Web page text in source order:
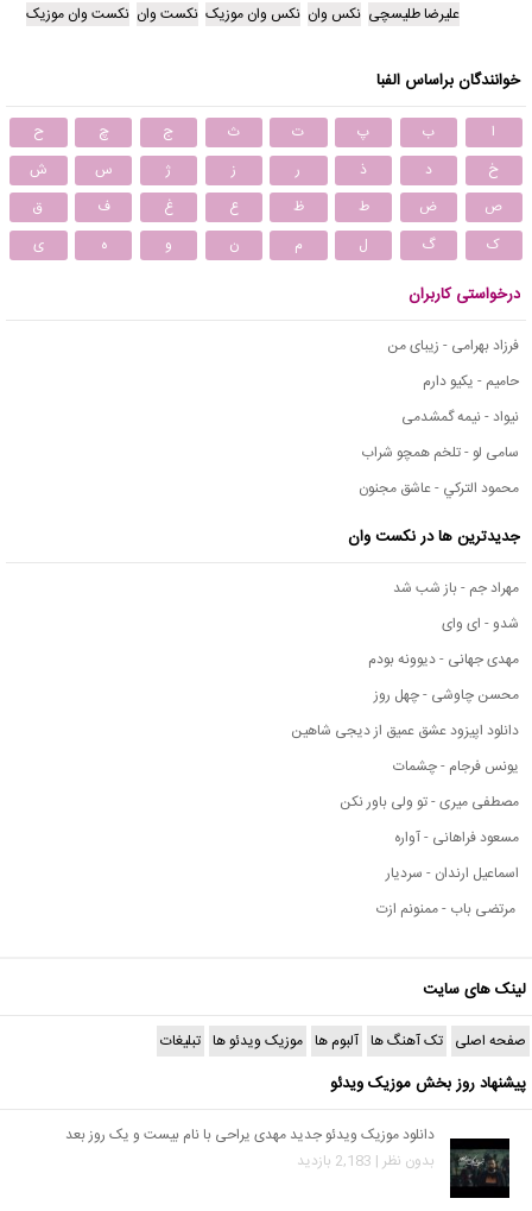
علیرضا طلیسچی نکس وان نکس وان موزیک نکست وان نکست وان موزیک
خوانندگان براساس الفبا
ا ب پ ت ث ج چ
ح
خ
د ذ ر ز ژ س
ش
ص
ض ط ظ ع غ ف
ق
ک
گ ل م ن و ه ی
درخواستی کاربران
فرزاد بهرامی - زیبای من
حامیم - یکیو دارم
نیواد - نیمه گمشدمی
سامی لو - تلخم همچو شراب
محمود التركي - عاشق مجنون
جدیدترین ها در نکست وان
مهراد جم - باز شب شد
شدو - ای وای
مهدی جهانی - دیوونه بودم
محسن چاوشی - چهل روز
دانلود اپیزود عشق عمیق از دیجی شاهین
یونس فرجام - چشمات
مصطفی میری - تو ولی باور نکن
مسعود فراهانی - آواره
اسماعیل ارندان - سردیار
مرتضی باب - ممنونم ازت
لینک های سایت
صفحه اصلی تک آهنگ ها آلبوم ها موزیک ویدئو ها تبلیغات
پیشنهاد روز بخش موزیک ویدئو
دانلود موزیک ویدئو جدید مهدی یراحی با نام بیست و یک روز بعد
بدون نظر | 2,183 بازدید